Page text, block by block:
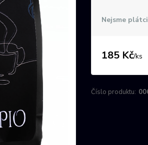
Nejsme
185 Kč/ks
Číslo produktu: